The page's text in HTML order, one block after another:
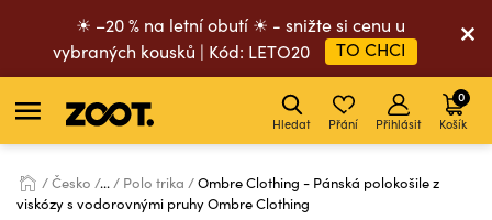
☀ –20 % na letní obutí ☀ - snižte si cenu u
vybraných kousků | Kód: LETO20
TO CHCI
Hledat Přání Přihlásit Košík
0
Česko ... Polo trika
Ombre Clothing - Pánská polokošile z
viskózy s vodorovnými pruhy Ombre Clothing